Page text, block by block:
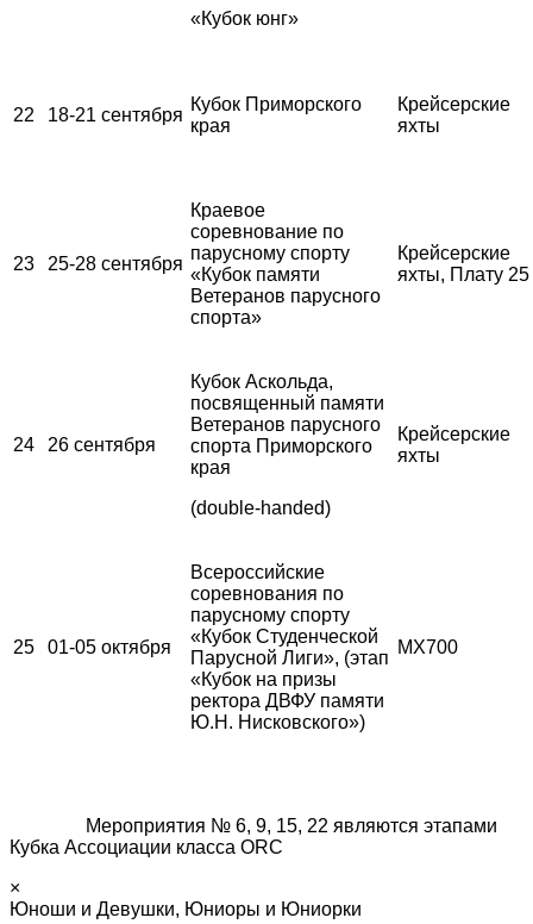
«Кубок юнг»
22 18-21 сентября
Кубок Приморского
края
Крейсерские
яхты
23 25-28 сентября
Краевое
соревнование по
парусному спорту
«Кубок памяти
Ветеранов парусного
спорта»
Крейсерские
яхты, Плату 25
24 26 сентября
Кубок Аскольда,
посвященный памяти
Ветеранов парусного
спорта Приморского
края
(double-handed)
Крейсерские
яхты
25 01-05 октября
Всероссийские
соревнования по
парусному спорту
«Кубок Студенческой
Парусной Лиги», (этап
«Кубок на призы
ректора ДВФУ памяти
Ю.Н. Нисковского»)
MX700
Мероприятия № 6, 9, 15, 22 являются этапами
Кубка Ассоциации класса ORC
×
Юноши и Девушки, Юниоры и Юниорки